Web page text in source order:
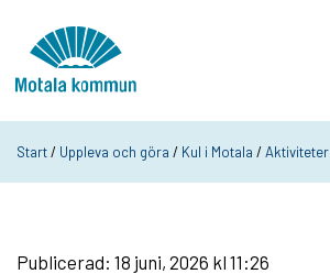
Start/ Uppleva och göra / Kul i Motala /Aktiviteter
Publicerad: 18 juni, 2026 kl 11:26